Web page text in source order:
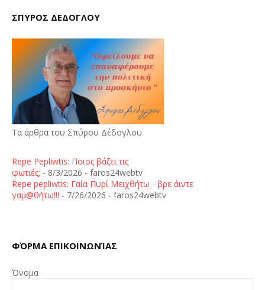
ΣΠΥΡΟΣ ΔΕΔΟΓΛΟΥ
Τα άρθρα του Σπύρου Δέδογλου
Repe Pepliwtis: Ποιος βάζει τις
φωτιές; - 8/3/2026 - faros24webtv
Repe pepliwtis: Γαία Πυρί Μειχθήτω - βρε άιντε
γαμ@θήτω!!! - 7/26/2026 - faros24webtv
ΦΌΡΜΑ ΕΠΙΚΟΙΝΩΝΊΑΣ
Όνομα